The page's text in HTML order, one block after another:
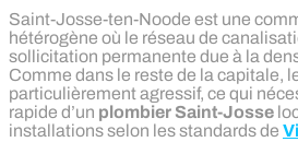
Saint-Josse-ten-Noode est une
hétérogène où le réseau de
sollicitation permanente due à la
Comme dans le reste de la capitale,
particulièrement agressif, ce qui
rapide d’un plombier Saint-Josse
installations selon les standards de